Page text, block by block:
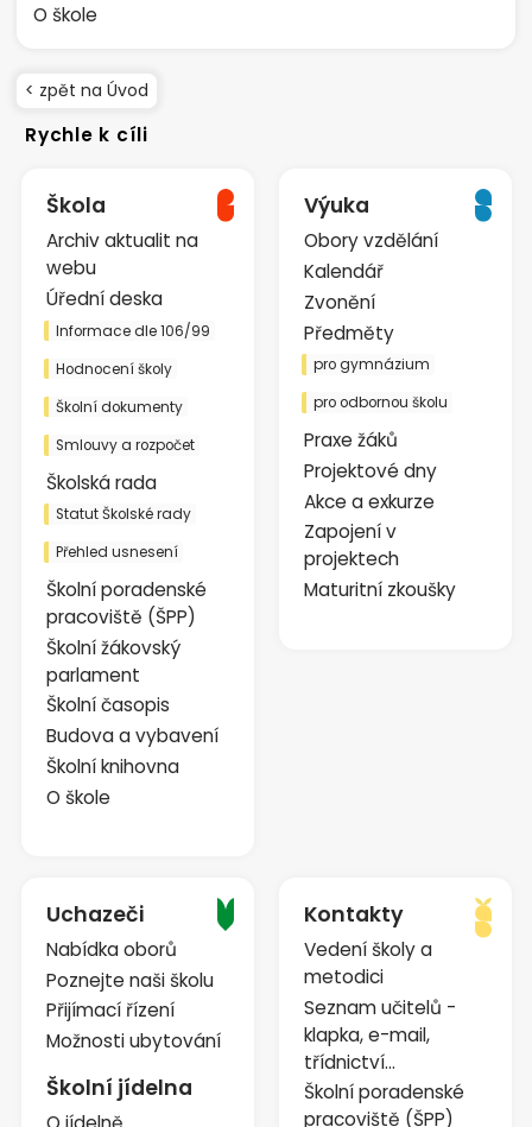
O škole
< zpět na Úvod
Rychle k cíli
Škola
Archiv aktualit na
webu
Úřední deska
Informace dle 106/99
Hodnocení školy
Školní dokumenty
Smlouvy a rozpočet
Školská rada
Statut Školské rady
Přehled usnesení
Školní poradenské
pracoviště (ŠPP)
Školní žákovský
parlament
Školní časopis
Budova a vybavení
Školní knihovna
O škole
Výuka
Obory vzdělání
Kalendář
Zvonění
Předměty
pro gymnázium
pro odbornou školu
Praxe žáků
Projektové dny
Akce a exkurze
Zapojení v
projektech
Maturitní zkoušky
Uchazeči
Nabídka oborů
Poznejte naši školu
Přijímací řízení
Možnosti ubytování
Školní jídelna
Kontakty
Vedení školy a
metodici
Seznam učitelů -
klapka, e-mail,
třídnictví...
Školní poradenské
pracoviště (ŠPP)